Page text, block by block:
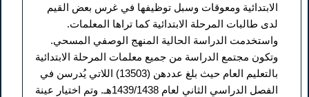
الابتدائية ومعوقات وسبل توظيفها في غرس بعض القيم
لدى طالبات المرحلة الابتدائية كما تراها المعلمات.
واستخدمت الدراسة الحالية المنهج الوصفي المسحي.
وتكون مجتمع الدراسة من جميع معلمات المرحلة الابتدائية
بالتعليم العام حيث بلغ عددهن (13503) اللاتي يُدرسن في
الفصل الدراسي الثاني لعام 1439/1438هـ. وتم اختيار عينة